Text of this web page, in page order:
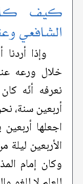
كيف
الشافعي
وإذا
خلال ورعه
نعرفه أنّه
أربعين سنة،
اجعلها
الأربعين ليلة
وكان إمام